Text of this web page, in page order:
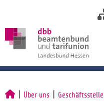
Über uns Geschäftsstelle